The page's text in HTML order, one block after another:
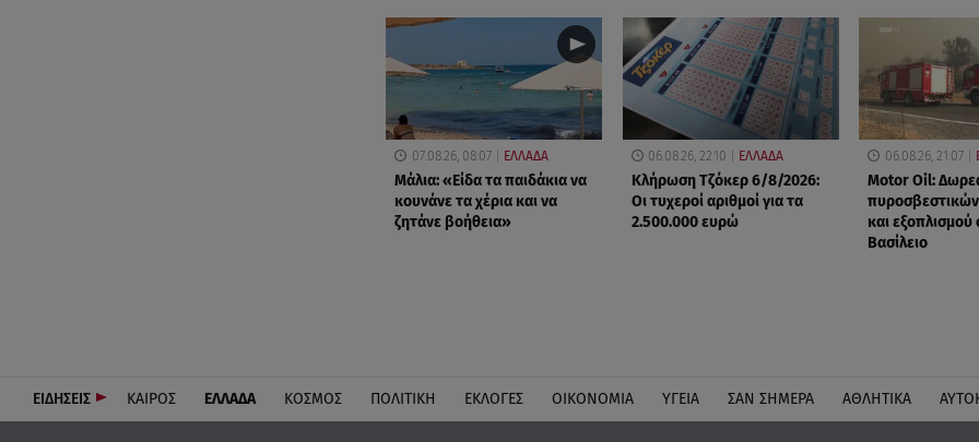
07.08.26, 08:07 ΕΛΛΑΔΑ
Μάλια: «Είδα τα παιδάκια να
κουνάνε τα χέρια και να
ζητάνε βοήθεια»
06.08.26, 22:10 ΕΛΛΑΔΑ
Κλήρωση Τζόκερ 6/8/2026:
Οι τυχεροί αριθμοί για τα
2.500.000 ευρώ
06.08.26, 21:07
Motor Oil:
και εξοπλισμού
Βασίλειο
ΕΙΔΗΣΕΙΣ ΚΑΙΡΟΣ ΕΛΛΑΔΑ ΚΟΣΜΟΣ ΠΟΛΙΤΙΚΗ ΕΚΛΟΓΕΣ ΟΙΚΟΝΟΜΙΑ ΥΓΕΙΑ ΣΑΝ ΣΗΜΕΡΑ ΑΘΛΗΤΙΚΑ